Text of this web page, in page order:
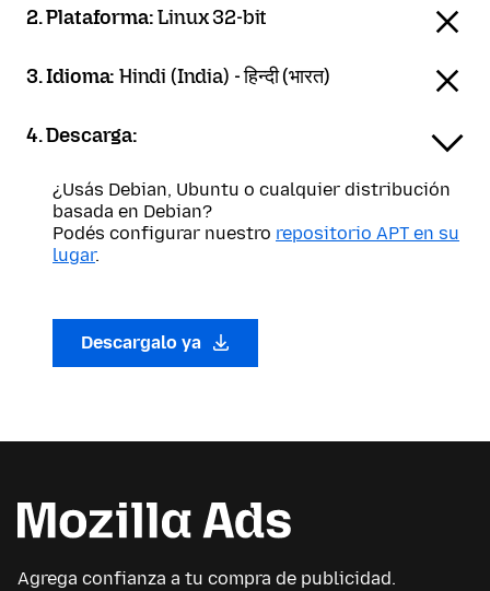
2. Plataforma:Linux 32-bit
3. Idioma:Hindi (India) - हिन्दी (भारत)
4. Descarga:
¿Usás Debian, Ubuntu o cualquier distribución
basada en Debian?
Podés configurar nuestro repositorio APT en su
lugar.
Descargalo ya
Agrega confianza a tu compra de publicidad.